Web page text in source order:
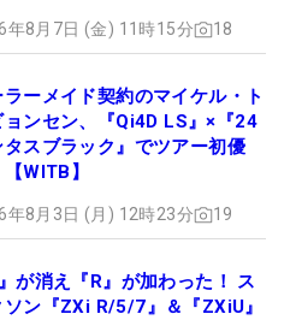
年8月7日 (金) 11時15分 18
ラーメイド契約のマイケル・ト
ョンセン、『Qi4D LS』×『24
タスブラック』でツアー初優
WITB】
年8月3日 (月) 12時23分 19
』が消え『R』が加わった！ ス
ソン『ZXi R/5/7』＆『ZXiU』